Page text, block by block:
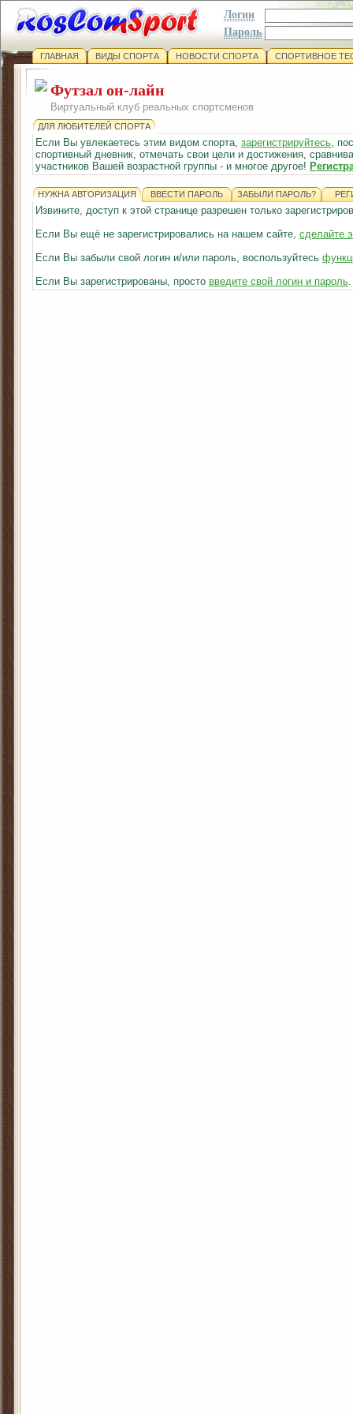
Логин
Пароль
ГЛАВНАЯ ВИДЫ СПОРТА НОВОСТИ СПОРТА СПОРТИВНОЕ
Футзал он-лайн
Виртуальный клуб реальных спортсменов
ДЛЯ ЛЮБИТЕЛЕЙ СПОРТА
Если Вы увлекаетесь этим видом спорта, зарегистрируйтесь,
спортивный дневник, отмечать свои цели и достижения,
участников Вашей возрастной группы - и многое другое!
НУЖНА АВТОРИЗАЦИЯ ВВЕСТИ ПАРОЛЬ ЗАБЫЛИ ПАРОЛЬ?
Извините, доступ к этой странице разрешен только
Если Вы ещё не зарегистрировались на нашем сайте, сделайте
Если Вы забыли свой логин и/или пароль, воспользуйтесь
Если Вы зарегистрированы, просто введите свой логин и пароль.